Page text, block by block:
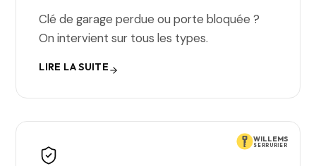
Clé de garage perdue ou porte bloquée ?
On intervient sur tous les types.
LIRE LA SUITE
WILLEMS
SERRURIER